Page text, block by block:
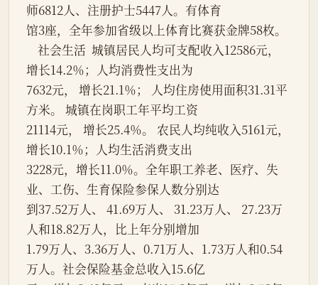
师6812人、注册护士5447人。有体育
馆3座，全年参加省级以上体育比赛获金牌58枚。
增长14.2％；人均消费性支出为
7632元， 增长21.1％； 人均住房使用面积31.31平
方米。 城镇在岗职工年平均工资
21114元， 增长25.4％。 农民人均纯收入5161元，
增长10.1％；人均生活消费支出
3228元，增长11.0％。全年职工养老、医疗、失
业、工伤、生育保险参保人数分别达
到37.52万人、 41.69万人、 31.23万人、 27.23万
人和18.82万人，比上年分别增加
1.79万人、3.36万人、0.71万人、1.73万人和0.54
万人。社会保险基金总收入15.6亿